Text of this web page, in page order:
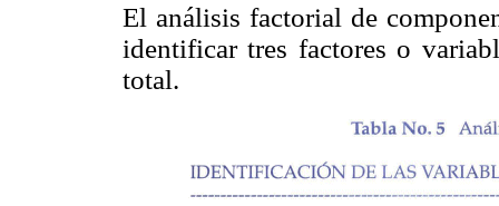
El análisis factorial de
identificar tres factores o
total.